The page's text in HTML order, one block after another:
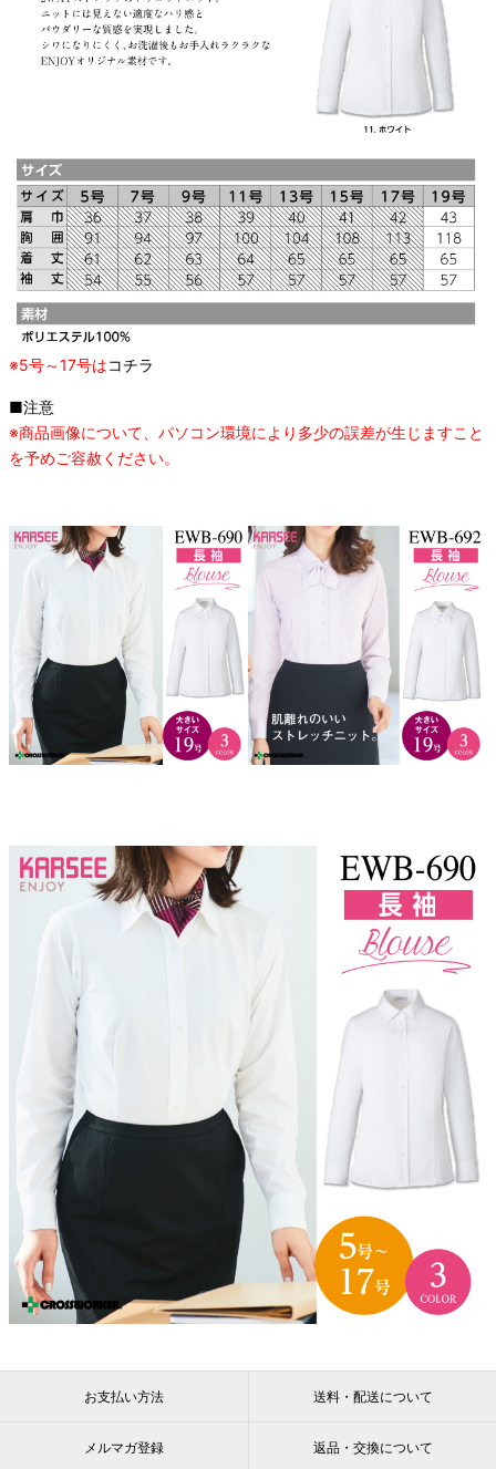
※5号～17号はコチラ
■注意
※商品画像について、パソコン環境により多少の誤差が生じますこと
を予めご容赦ください。
お支払い方法 送料・配送について
メルマガ登録 返品・交換について